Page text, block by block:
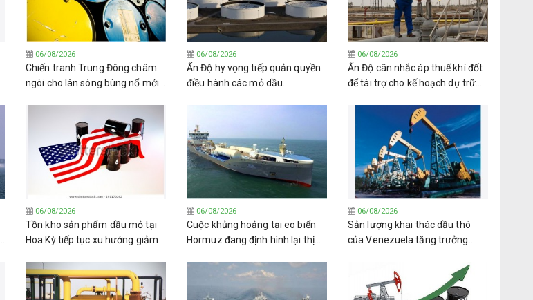
06/08/2026
Chiến tranh Trung Đông châm
ngòi cho làn sóng bùng nổ mới
06/08/2026
Ấn Độ hy vọng tiếp quản quyền
điều hành các mỏ dầu
06/08/2026
Ấn Độ cân nhắc áp thuế khí đốt
để tài trợ cho kế hoạch dự trữ
06/08/2026
Tồn kho sản phẩm dầu mỏ tại
Hoa Kỳ tiếp tục xu hướng giảm
06/08/2026
Cuộc khủng hoảng tại eo biển
Hormuz đang định hình lại thị
(LPG) toàn cầu
06/08/2026
Sản lượng khai thác dầu thô
của Venezuela tăng trưởng